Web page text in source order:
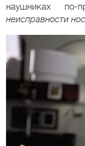
наушниках
неисправности